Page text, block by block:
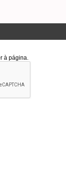
à página.